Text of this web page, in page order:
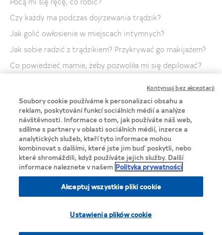
Czy każdy ma podczas dojrzewania trądzik?
Jak golić owłosienie w miejscach intymnych?
Jak sobie radzić z trądzikiem? Przykrywać go makijażem?
Co powiedzieć mamie, żeby pozwoliła mi się depilować?
Do kiedy ma się trądzik?
Mam mocne czarne owłosienie, jak mogę z tym walczyć?
Czy farbować wąsik? Czy jest to bezpieczne?
Czy golić strefę intymną oraz nogi?
Cookie Statement
Soubory cookie používáme k personalizaci obsahu a
reklam, poskytování funkcí sociálních médií a analýze
návštěvnosti. Informace o tom, jak používáte náš web,
sdílíme s partnery v oblasti sociálních médií, inzerce a
analytických služeb, kteří tyto informace mohou
kombinovat s dalšími, které jste jim buď poskytli, nebo
které shromáždili, když používáte jejich služby. Další
informace naleznete v našem Polityka prywatności
Akceptuj wszystkie pliki cookie
Ustawienia plików cookie
Kontynuuj bez akceptacji